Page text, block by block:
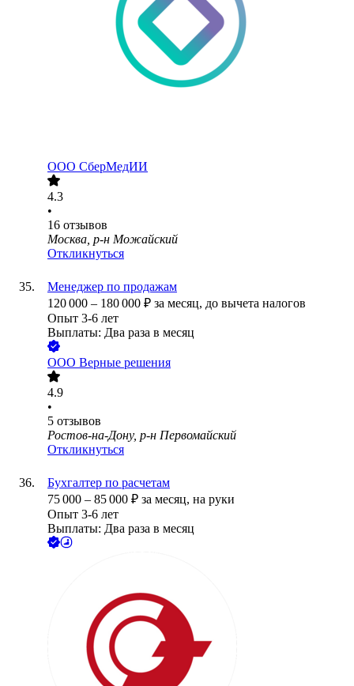
ООО СберМедИИ
4.3
•
16 отзывов
Москва, р-н Можайский
Откликнуться
Менеджер по продажам
120 000 – 180 000 ₽ за месяц, до вычета налогов
Опыт 3-6 лет
Выплаты: Два раза в месяц
ООО Верные решения
4.9
•
5 отзывов
Ростов-на-Дону, р-н Первомайский
Откликнуться
Бухгалтер по расчетам
75 000 – 85 000 ₽ за месяц, на руки
Опыт 3-6 лет
Выплаты: Два раза в месяц